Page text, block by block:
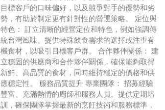
目標客戶的口味偏好，以及競爭對手的優勢和劣
勢，有助於制定更有針對性的營運策略。 定位與
特色： 訂立清晰的經營定位和特色，例如強調傳
統台灣風味、提供特殊飲食需求的選擇或注重有
機食材，以吸引目標客戶群。 合作夥伴關係： 建
立穩固的供應商和合作夥伴關係，確保能夠取得
新鮮、高品質的食材，同時維持穩定的價格和供
應穩定性。 服務品質提升 專業團隊： 招募經驗
豐富、充滿熱情的廚師和服務人員。提供定期培
訓，確保團隊掌握最新的烹飪技術和服務標準，